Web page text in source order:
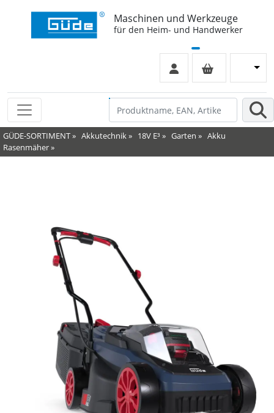
Maschinen und Werkzeuge
für den Heim- und Handwerker
GÜDE-SORTIMENT» Akkutechnik» 18V E³ » Garten » Akku
Rasenmäher»